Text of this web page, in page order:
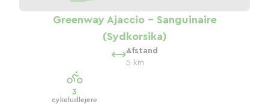
Greenway Ajaccio - Sanguinaire
(Sydkorsika)
Afstand
5 km
3
cykeludlejere